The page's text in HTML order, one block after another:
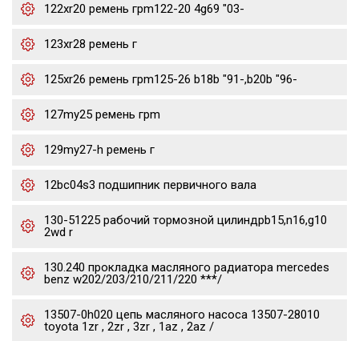
122xr20 ремень грm122-20 4g69 "03-
123xr28 ремень г
125xr26 ремень грm125-26 b18b "91-,b20b "96-
127my25 ремень грm
129my27-h ремень г
12bc04s3 подшипник первичного вала
130-51225 рабочий тормозной цилиндрb15,n16,g10
2wd r
130.240 прокладка масляного радиатора mercedes
benz w202/203/210/211/220 ***/
13507-0h020 цепь масляного насоса 13507-28010
toyota 1zr , 2zr , 3zr , 1az , 2az /